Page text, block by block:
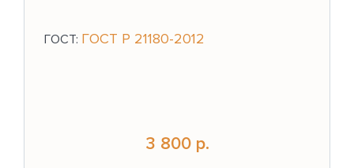
ГОСТ: ГОСТ Р 21180-2012
3 800 р.